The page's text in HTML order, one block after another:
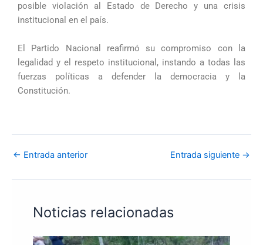
posible violación al Estado de Derecho y una crisis
institucional en el país.
El Partido Nacional reafirmó su compromiso con la
legalidad y el respeto institucional, instando a todas las
fuerzas políticas a defender la democracia y la
Constitución.
← Entrada anterior Entrada siguiente →
Noticias relacionadas